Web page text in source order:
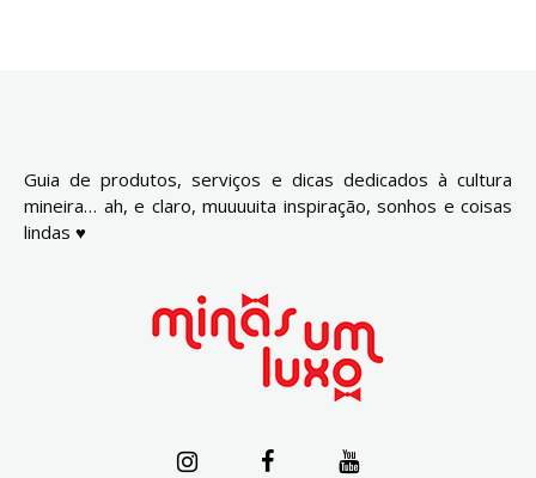
Guia de produtos, serviços e dicas dedicados à cultura
mineira… ah, e claro, muuuuita inspiração, sonhos e coisas
lindas ♥